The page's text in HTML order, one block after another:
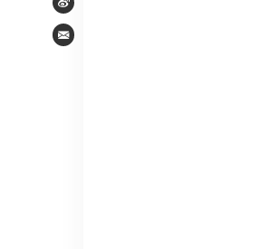
Weibo
Email